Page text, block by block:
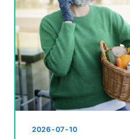
2026-07-10